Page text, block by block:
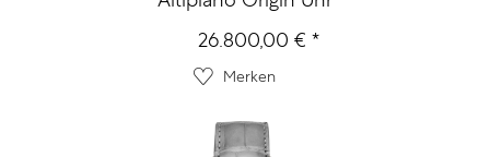
26.800,00 € *
Merken